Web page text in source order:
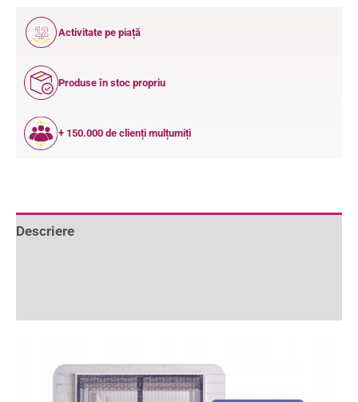
12
ANI
Activitate pe piață
Produse în stoc propriu
+ 150.000 de clienți mulțumiți
Descriere